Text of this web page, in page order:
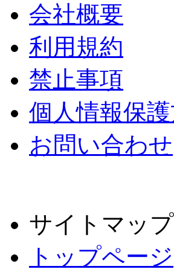
会社概要
利用規約
禁止事項
個人情報保
お問い合わせ
サイトマップ
トップページ